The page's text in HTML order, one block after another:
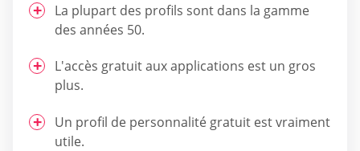
La plupart des profils sont dans la gamme
des années 50.
L'accès gratuit aux applications est un gros
plus.
Un profil de personnalité gratuit est vraiment
utile.